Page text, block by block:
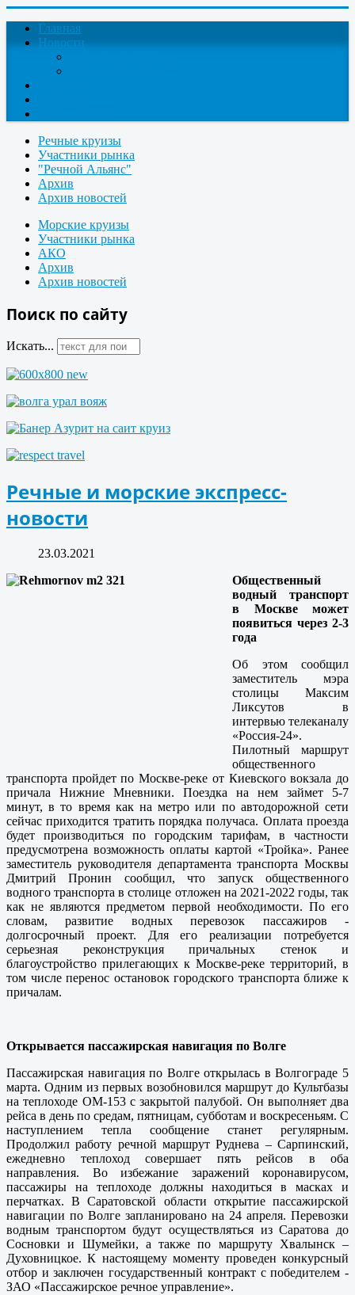
Главная
Новости
Речные круизы
Участники рынка
"Речной Альянс"
Архив
Архив новостей
Морские круизы
Участники рынка
АКО
Архив
Архив новостей
Поиск по сайту
Искать...
Речные и морские экспресс-
новости
23.03.2021
Общественный
водный транспорт
в Москве может
появиться через 2-3
года
Об этом сообщил
заместитель мэра
столицы Максим
Ликсутов в
интервью телеканалу
«Россия-24».
Пилотный маршрут
общественного
транспорта пройдет по Москве-реке от Киевского вокзала до
причала Нижние Мневники. Поездка на нем займет 5-7
минут, в то время как на метро или по автодорожной сети
сейчас приходится тратить порядка получаса. Оплата проезда
будет производиться по городским тарифам, в частности
предусмотрена возможность оплаты картой «Тройка». Ранее
заместитель руководителя департамента транспорта Москвы
Дмитрий Пронин сообщил, что запуск общественного
водного транспорта в столице отложен на 2021-2022 годы, так
как не являются предметом первой необходимости. По его
словам, развитие водных перевозок пассажиров -
долгосрочный проект. Для его реализации потребуется
серьезная реконструкция причальных стенок и
благоустройство прилегающих к Москве-реке территорий, в
том числе перенос остановок городского транспорта ближе к
причалам.
Открывается пассажирская навигация по Волге
Пассажирская навигация по Волге открылась в Волгограде 5
марта. Одним из первых возобновился маршрут до Культбазы
на теплоходе ОМ-153 с закрытой палубой. Он выполняет два
рейса в день по средам, пятницам, субботам и воскресеньям. С
наступлением тепла сообщение станет регулярным.
Продолжил работу речной маршрут Руднева – Сарпинский,
ежедневно теплоход совершает пять рейсов в оба
направления. Во избежание заражений коронавирусом,
пассажиры на теплоходе должны находиться в масках и
перчатках. В Саратовской области открытие пассажирской
навигации по Волге запланировано на 24 апреля. Перевозки
водным транспортом будут осуществляться из Саратова до
Сосновки и Шумейки, а также по маршруту Хвалынск –
Духовницкое. К настоящему моменту проведен конкурсный
отбор и заключен государственный контракт с победителем -
ЗАО «Пассажирское речное управление».